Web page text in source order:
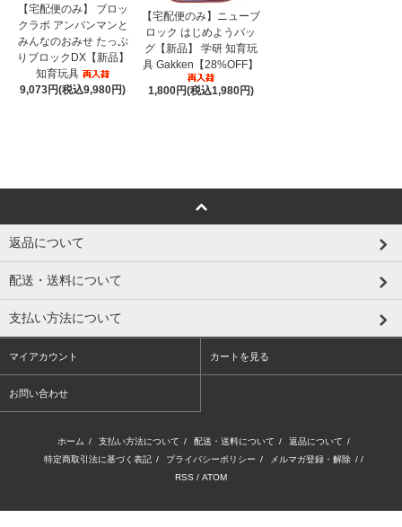
【宅配便のみ】 ブロッ
クラボ アンパンマンと
みんなのおみせ たっぷ
りブロックDX【新品】
知育玩具
9,073円(税込9,980円)
【宅配便のみ】ニューブ
ロック はじめようバッ
グ【新品】 学研 知育玩
具 Gakken【28%OFF】
1,800円(税込1,980円)
返品について
配送・送料について
支払い方法について
マイアカウント カートを見る
お問い合わせ
ホーム / 支払い方法について / 配送・送料について / 返品について /
特定商取引法に基づく表記 / プライバシーポリシー / メルマガ登録・解除 / /
RSS / ATOM